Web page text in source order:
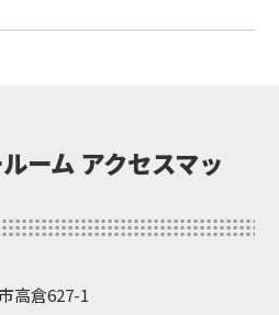
ーム アクセスマッ
高倉627-1